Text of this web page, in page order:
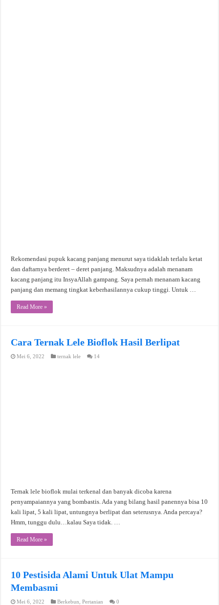
Rekomendasi pupuk kacang panjang menurut saya tidaklah terlalu ketat
dan daftarnya berderet – deret panjang. Maksudnya adalah menanam
kacang panjang itu InsyaAllah gampang. Saya pernah menanam kacang
panjang dan memang tingkat keberhasilannya cukup tinggi. Untuk …
Read More »
Cara Ternak Lele Bioflok Hasil Berlipat
Mei 6, 2022 ternak lele 14
Ternak lele bioflok mulai terkenal dan banyak dicoba karena
penyampaiannya yang bombastis. Ada yang bilang hasil panennya bisa 10
kali lipat, 5 kali lipat, untungnya berlipat dan seterusnya. Anda percaya?
Hmm, tunggu dulu…kalau Saya tidak. …
Read More »
10 Pestisida Alami Untuk Ulat Mampu
Membasmi
Mei 6, 2022 Berkebun ,Pertanian 0